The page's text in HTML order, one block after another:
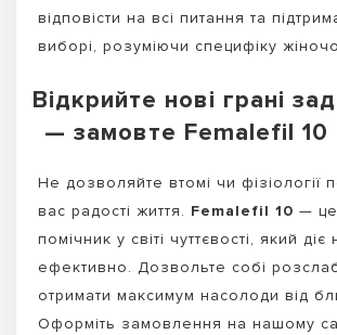
відповісти на всі питання та
виборі, розуміючи специфіку
Відкрийте нові грані
— замовте Femalefil 10
Не дозволяйте втомі чи фізіології
вас радості життя. Femalefil 10 —
помічник у світі чуттєвості, який
ефективно. Дозвольте собі
отримати максимум насолоди від
Оформіть замовлення на нашому